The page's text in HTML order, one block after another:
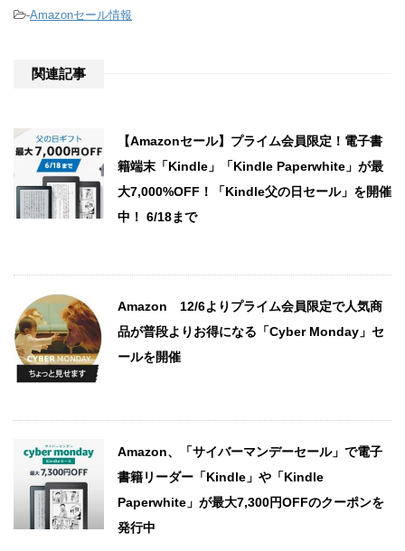
-Amazonセール情報
関連記事
【Amazonセール】プライム会員限定！電子書
籍端末「Kindle」「Kindle Paperwhite」が最
大7,000%OFF！「Kindle父の日セール」を開催
中！ 6/18まで
Amazon 12/6よりプライム会員限定で人気商
品が普段よりお得になる「Cyber Monday」セ
ールを開催
Amazon、「サイバーマンデーセール」で電子
書籍リーダー「Kindle」や「Kindle
Paperwhite」が最大7,300円OFFのクーポンを
発行中